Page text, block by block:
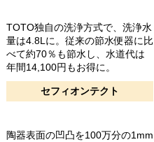
TOTO独自の洗浄方式で、洗浄水
量は4.8Lに。従来の節水便器に比
べて約70％も節水し、水道代は
年間14,100円もお得に。
セフィオンテクト
陶器表面の凹凸を100万分の1mm